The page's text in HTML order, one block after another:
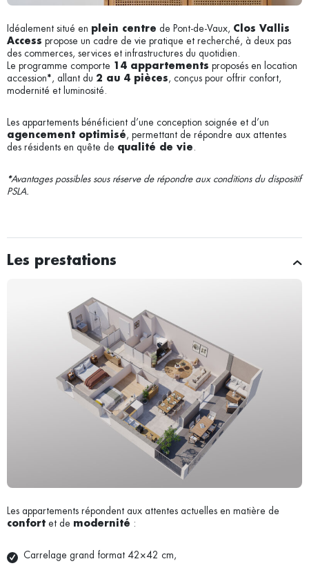
Idéalement situé en plein centre de Pont-de-Vaux, Clos Vallis
Access propose un cadre de vie pratique et recherché, à deux pas
des commerces, services et infrastructures du quotidien.
Le programme comporte 14 appartements proposés en location
accession*, allant du 2 au 4 pièces, conçus pour offrir confort,
modernité et luminosité.
Les appartements bénéficient d’une conception soignée et d’un
agencement optimisé, permettant de répondre aux attentes
des résidents en quête de qualité de vie .
*Avantages possibles sous réserve de répondre aux conditions du dispositif
PSLA.
Les prestations
Les appartements répondent aux attentes actuelles en matière de
confort et de modernité :
Carrelage grand format 42×42 cm,